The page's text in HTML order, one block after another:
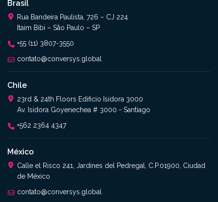
Brasil
Rua Bandeira Paulista, 726 – CJ 224
Itaim Bibi – São Paulo – SP
+55 (11) 3807-3550
contato@conversys.global
Chile
23rd & 24th Floors Edificio Isidora 3000
Av. Isidora Goyenechea # 3000 - Santiago
+562 2364 4347​
México
Calle el Risco 241, Jardines del Pedregal, C.P.01900, Ciudad
de México
contato@conversys.global